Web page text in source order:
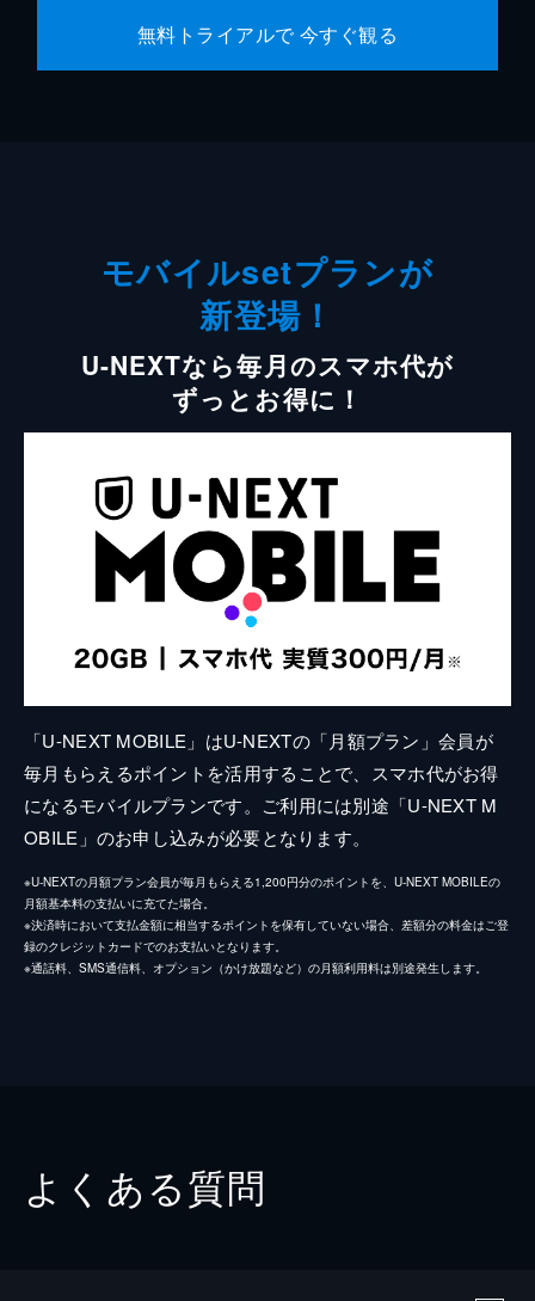
無料トライアルで 今すぐ観る
モバイルsetプランが
新登場！
U-NEXTなら毎月のスマホ代が
ずっとお得に！
「U-NEXT MOBILE」はU-NEXTの「月額プラン」会員が
毎月もらえるポイントを活用することで、スマホ代がお得
になるモバイルプランです。ご利用には別途「U-NEXT M
OBILE」のお申し込みが必要となります。
※U-NEXTの月額プラン会員が毎月もらえる1,200円分のポイントを、U-NEXT MOBILEの
月額基本料の支払いに充てた場合。
※決済時において支払金額に相当するポイントを保有していない場合、差額分の料金はご登
録のクレジットカードでのお支払いとなります。
※通話料、SMS通信料、オプション（かけ放題など）の月額利用料は別途発生します。
よくある質問